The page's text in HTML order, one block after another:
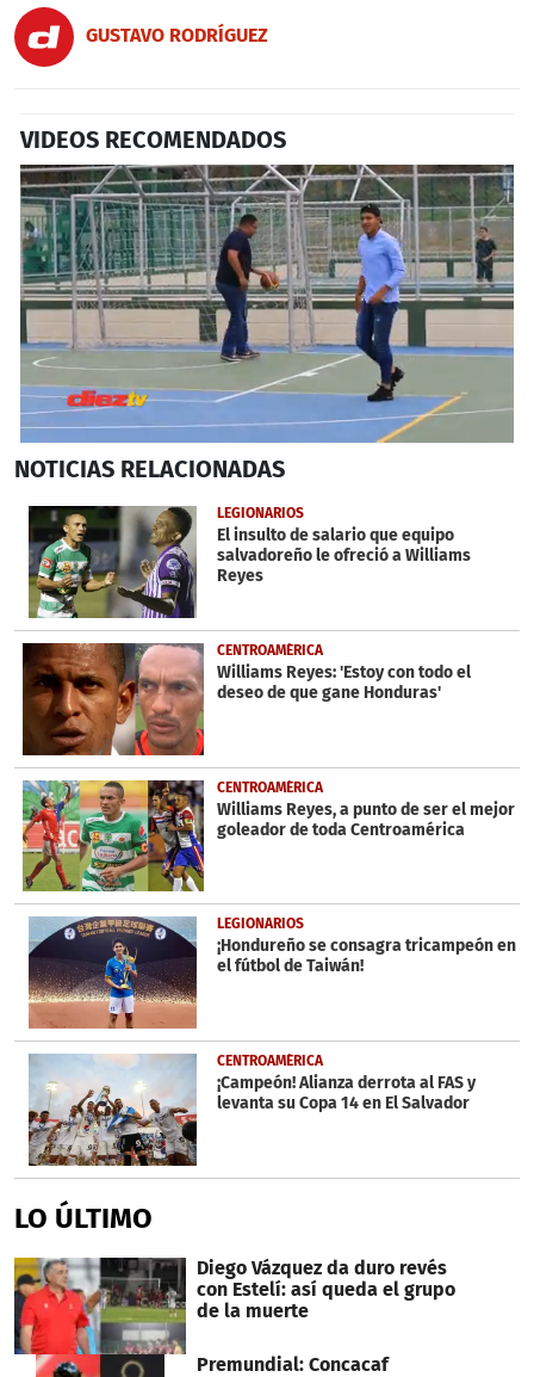
GUSTAVO RODRÍGUEZ
VIDEOS RECOMENDADOS
seconds
59
seconds
NOTICIAS RELACIONADAS
LEGIONARIOS
El insulto de salario que equipo
salvadoreño le ofreció a Williams
Reyes
CENTROAMÉRICA
Williams Reyes: 'Estoy con todo el
deseo de que gane Honduras'
CENTROAMÉRICA
Williams Reyes, a punto de ser el mejor
goleador de toda Centroamérica
LEGIONARIOS
¡Hondureño se consagra tricampeón en
el fútbol de Taiwán!
CENTROAMÉRICA
¡Campeón! Alianza derrota al FAS y
levanta su Copa 14 en El Salvador
LO ÚLTIMO
Diego Vázquez da duro revés
con Estelí: así queda el grupo
de la muerte
Premundial: Concacaf